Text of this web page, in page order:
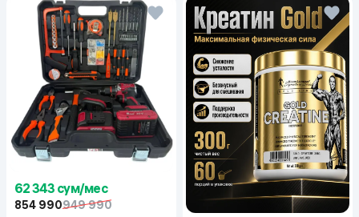
62 343 сум/мес
854 990949 990